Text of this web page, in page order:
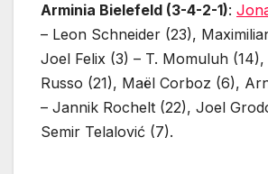
Arminia Bielefeld (3-4-2-1):
– Leon Schneider (23),
Joel Felix (3) – T. Momuluh
Russo (21), Maël Corboz (6),
– Jannik Rochelt (22), Joel
Semir Telalović (7).